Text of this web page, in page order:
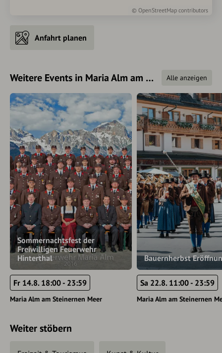
© OpenStreetMap contributors
Anfahrt planen
Weitere Events in Maria Alm am Steinernen Meer Alle anzeigen
Sommernachtsfest der
Freiwilligen Feuerwehr
Hinterthal
Fr 14.8. 18:00 - 23:59
Maria Alm am Steinernen Meer
Bauernherbst
Sa 22.8. 11:00 - 23:59
Maria Alm am Steinernen
Weiter stöbern